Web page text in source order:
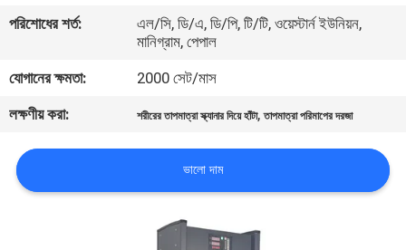
যোগাযোগ
উদ্ধৃতির
আবেদন
পরিশোধের শর্ত:
এল/সি, ডি/এ, ডি/পি, টি/টি, ওয়েস্টার্ন ইউনিয়ন,
মানিগ্রাম, পেপাল
যোগানের ক্ষমতা:
2000 সেট/মাস
লক্ষণীয় করা:
শরীরের তাপমাত্রা স্ক্যানার দিয়ে হাঁটা,তাপমাত্রা পরিমাপের দরজা
ভালো দাম